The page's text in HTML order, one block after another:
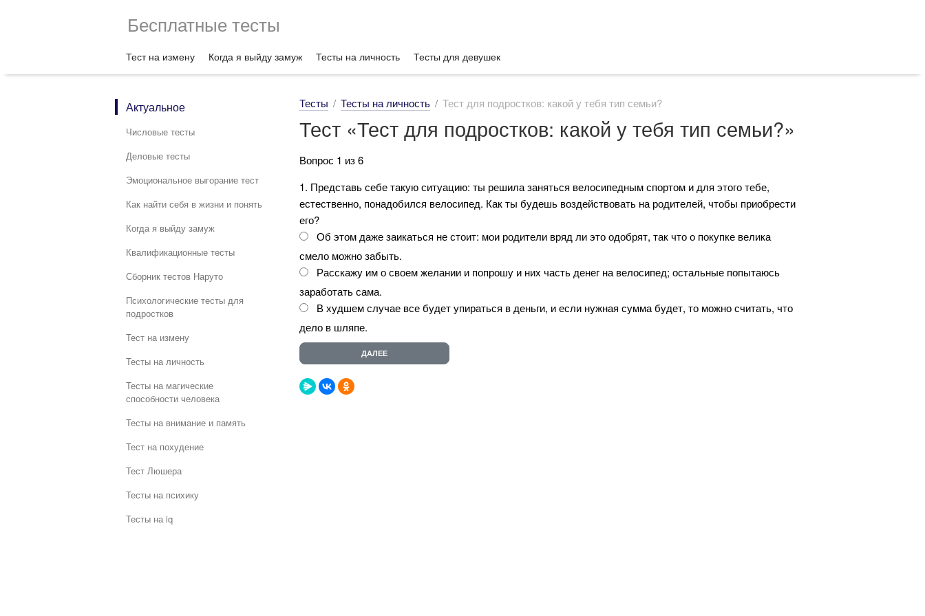
Бесплатные тесты
Тест на измену Когда я выйду замуж Тесты на личность Тесты для девушек
Актуальное
Числовые тесты
Деловые тесты
Эмоциональное выгорание тест
Как найти себя в жизни и понять
Когда я выйду замуж
Квалификационные тесты
Сборник тестов Наруто
Психологические тесты для
подростков
Тест на измену
Тесты на личность
Тесты на магические
способности человека
Тесты на внимание и память
Тест на похудение
Тест Люшера
Тесты на психику
Тесты на iq
Тесты Тесты на личность Тест для подростков: какой у тебя тип семьи?
Тест «Тест для подростков: какой у тебя тип семьи?»
Вопрос 1 из 6
1. Представь себе такую ситуацию: ты решила заняться велосипедным спортом и для этого тебе,
естественно, понадобился велосипед. Как ты будешь воздействовать на родителей, чтобы приобрести
его?
Об этом даже заикаться не стоит: мои родители вряд ли это одобрят, так что о покупке велика
смело можно забыть.
Расскажу им о своем желании и попрошу и них часть денег на велосипед; остальные попытаюсь
заработать сама.
В худшем случае все будет упираться в деньги, и если нужная сумма будет, то можно считать, что
дело в шляпе.